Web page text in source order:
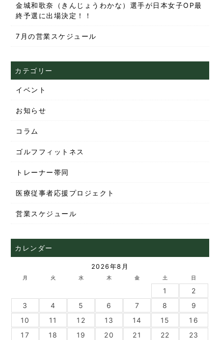
金城和歌奈（きんじょうわかな）選手が日本女子OP最
終予選に出場決定！！
7月の営業スケジュール
カテゴリー
イベント
お知らせ
コラム
ゴルフフィットネス
トレーナー帯同
医療従事者応援プロジェクト
営業スケジュール
カレンダー
2026年8月
月 火 水 木 金 土 日
1
2
3
4 5 6 7 8
9
10
11 12 13 14 15
16
17
18 19 20 21 22
23